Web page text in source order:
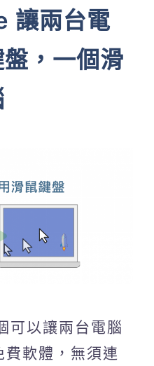
讓兩台電
，一個滑
以讓兩台電腦
軟體，無須連